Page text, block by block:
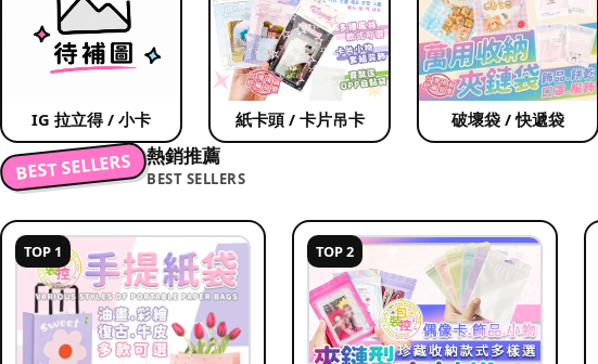
IG 拉立得 / 小卡 紙卡頭 / 卡片吊卡 破壞袋 / 快遞袋
BEST SELLERS 熱銷推薦
BEST SELLERS
TOP 1 TOP 2